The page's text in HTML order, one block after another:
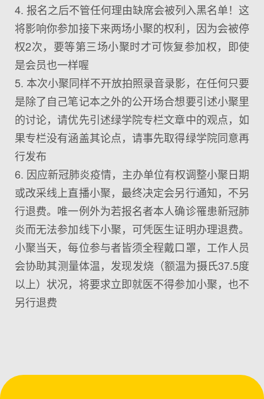
4. 报名之后不管任何理由缺席会被列入黑名单！这
将影响你参加接下来两场小聚的权利，因为会被停
权2次，要等第三场小聚时才可恢复参加权，即使
是会员也一样喔
5. 本次小聚同样不开放拍照录音录影，在任何只要
是除了自己笔记本之外的公开场合想要引述小聚里
的讨论，请优先引述绿学院专栏文章中的观点，如
果专栏没有涵盖其论点，请事先取得绿学院同意再
行发布
6. 因应新冠肺炎疫情，主办单位有权调整小聚日期
或改采线上直播小聚，最终决定会另行通知，不另
行退费。唯一例外为若报名者本人确诊罹患新冠肺
炎而无法参加线下小聚，可凭医生证明办理退费。
小聚当天，每位参与者皆须全程戴口罩，工作人员
会协助其测量体温，发现发烧（额温为摄氏37.5度
以上）状况，将要求立即就医不得参加小聚，也不
另行退费